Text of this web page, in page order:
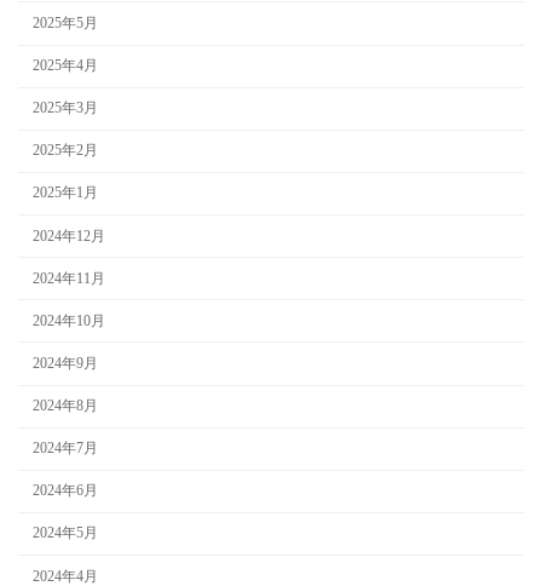
2025年5月
2025年4月
2025年3月
2025年2月
2025年1月
2024年12月
2024年11月
2024年10月
2024年9月
2024年8月
2024年7月
2024年6月
2024年5月
2024年4月